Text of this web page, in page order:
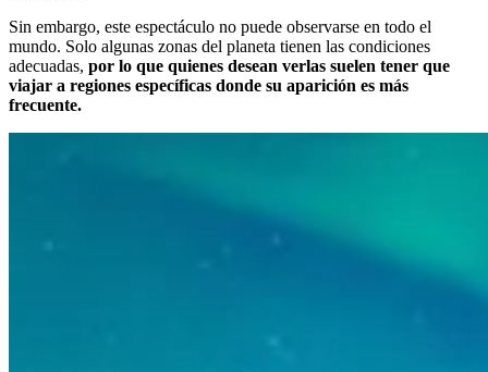
Sin embargo, este espectáculo no puede observarse en todo el
mundo. Solo algunas zonas del planeta tienen las condiciones
adecuadas, por lo que quienes desean verlas suelen tener que
viajar a regiones específicas donde su aparición es más
frecuente.